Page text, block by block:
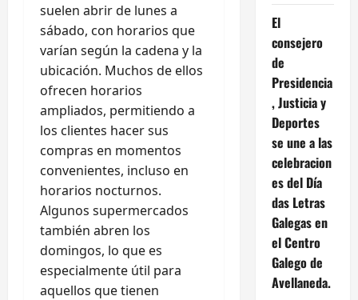
suelen abrir de lunes a
sábado, con horarios que
varían según la cadena y la
ubicación. Muchos de ellos
ofrecen horarios
ampliados, permitiendo a
los clientes hacer sus
compras en momentos
convenientes, incluso en
horarios nocturnos.
Algunos supermercados
también abren los
domingos, lo que es
especialmente útil para
aquellos que tienen
El
consejero
de
Presidencia
, Justicia y
Deportes
se une a las
celebracion
es del Día
das Letras
Galegas en
el Centro
Galego de
Avellaneda.